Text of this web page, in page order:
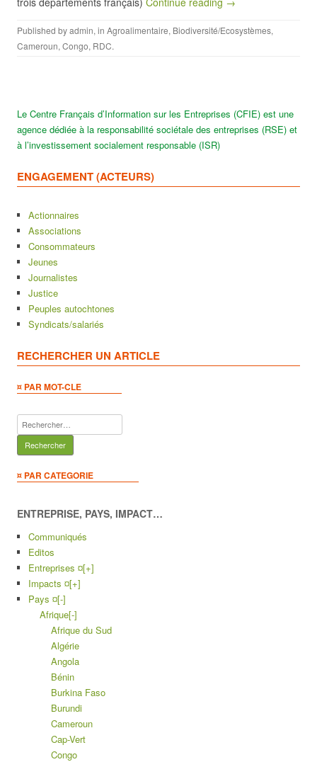
Published byadmin, in Agroalimentaire, Biodiversité/Ecosystèmes,
Cameroun, Congo, RDC.
Le Centre Français d’Information sur les Entreprises (CFIE) est une
agence dédiée à la responsabilité sociétale des entreprises (RSE) et
à l’investissement socialement responsable (ISR)
ENGAGEMENT (ACTEURS)
Actionnaires
Associations
Consommateurs
Jeunes
Journalistes
Justice
Peuples autochtones
Syndicats/salariés
RECHERCHER UN ARTICLE
¤ PAR MOT-CLE
Rechercher :
¤ PAR CATEGORIE
ENTREPRISE, PAYS, IMPACT…
Communiqués
Editos
Entreprises ¤[+]
Impacts ¤[+]
Pays ¤[-]
Afrique[-]
Afrique du Sud
Algérie
Angola
Bénin
Burkina Faso
Burundi
Cameroun
Cap-Vert
Congo